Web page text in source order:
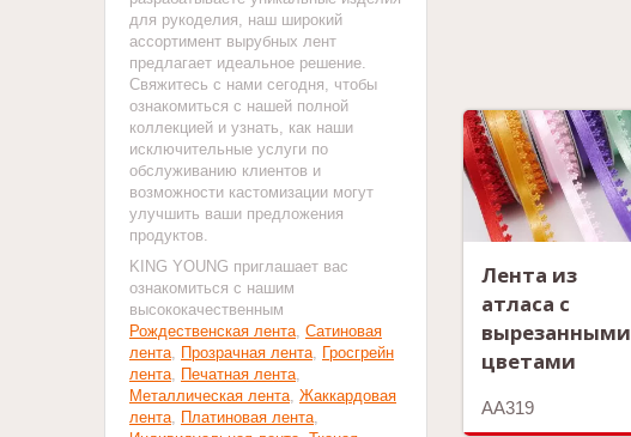
для рукоделия, наш широкий
ассортимент вырубных лент
предлагает идеальное решение.
Свяжитесь с нами сегодня, чтобы
ознакомиться с нашей полной
коллекцией и узнать, как наши
исключительные услуги по
обслуживанию клиентов и
возможности кастомизации могут
улучшить ваши предложения
продуктов.
KING YOUNG приглашает вас
ознакомиться с нашим
высококачественным
Рождественская лента, Сатиновая
лента, Прозрачная лента, Гросгрейн
лента, Печатная лента,
Металлическая лента, Жаккардовая
лента, Платиновая лента,
Лента из
атласа с
вырезанными
цветами
AA319